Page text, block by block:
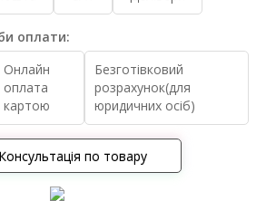
оплати:
Онлайн
оплата
картою
Безготівковий
розрахунок(для
юридичних осіб)
Консультація по товару